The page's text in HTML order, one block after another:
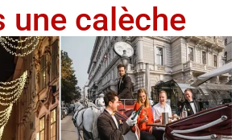
une calèche